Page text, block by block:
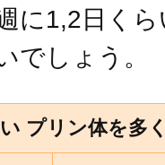
に1,2日く
でしょう。
プリン体を多